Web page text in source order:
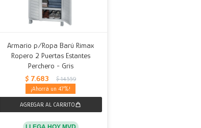
Armario p/Ropa Barú Rimax
Ropero 2 Puertas Estantes
Perchero - Gris
$ 7.683 $ 14.559
47